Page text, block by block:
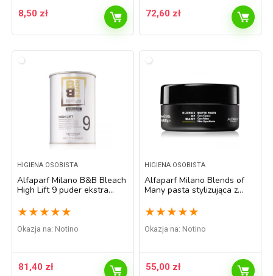
8,50 zł 72,60 zł
HIGIENA OSOBISTA
Alfaparf Milano B&B Bleach
High Lift 9 puder ekstra
★ ★ ★ ★ ★
Okazja na: Notino
81,40 zł
HIGIENA OSOBISTA
Alfaparf Milano Blends of
Many pasta stylizująca z
ml
★ ★ ★ ★ ★
Okazja na: Notino
55,00 zł